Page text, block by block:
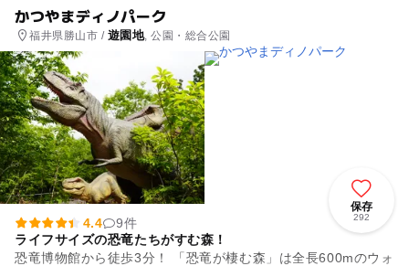
かつやまディノパーク
福井県勝山市 / 遊園地, 公園・総合公園
保存
292
4.4
9件
ライフサイズの恐竜たちがすむ森！
恐竜博物館から徒歩3分！ 「恐竜が棲む森」は全長600mのウォ